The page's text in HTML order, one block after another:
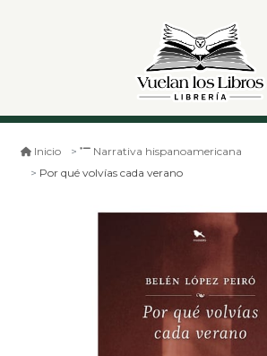
Inicio
Narrativa hispanoamericana
Por qué volvías cada verano